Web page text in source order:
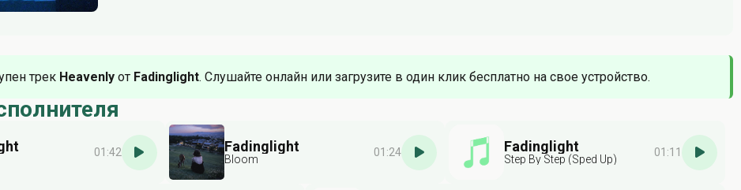
трек Heavenly от Fadinglight. Слушайте онлайн или загрузите в один клик бесплатно на свое устройство.
01:42 Fadinglight
Bloom
01:24 Fadinglight
Step By Step (Sped Up)
01:11